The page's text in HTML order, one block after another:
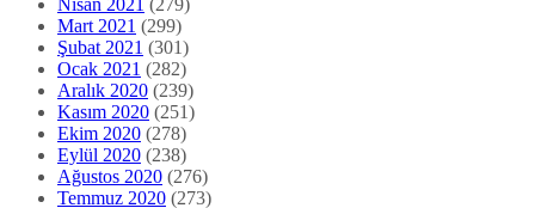
Mart 2021 (299)
Şubat 2021 (301)
Ocak 2021 (282)
Aralık 2020 (239)
Kasım 2020 (251)
Ekim 2020 (278)
Eylül 2020 (238)
Ağustos 2020 (276)
Temmuz 2020 (273)